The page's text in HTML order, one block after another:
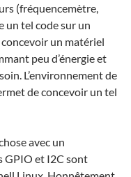
(fréquencemètre,
un tel code sur un
un matériel
peu d’énergie et
L’environnement de
de concevoir un tel
avec un
GPIO et I2C sont